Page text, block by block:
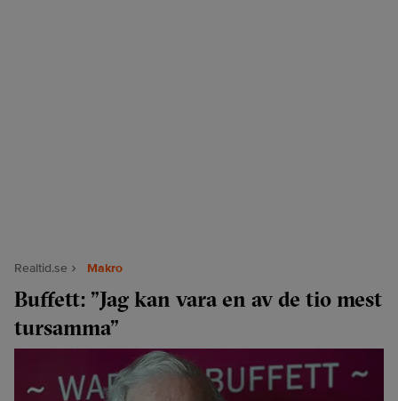
Realtid.se Makro
Buffett: ”Jag kan vara en av de tio mest
tursamma”